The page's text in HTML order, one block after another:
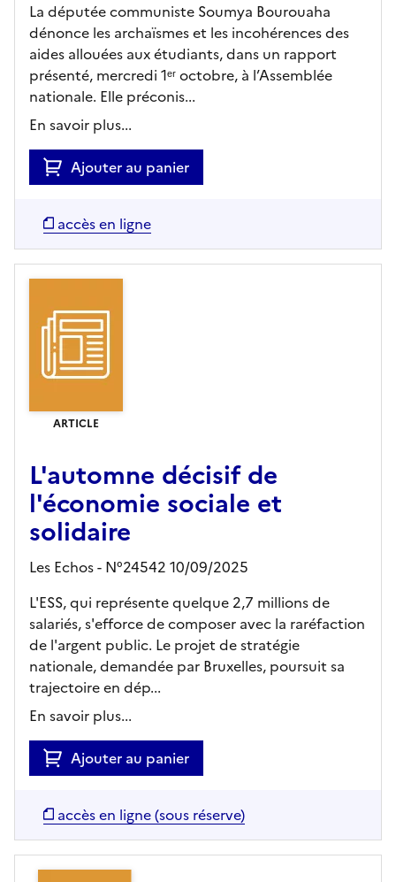
La députée communiste Soumya Bourouaha
dénonce les archaïsmes et les incohérences des
aides allouées aux étudiants, dans un rapport
présenté, mercredi 1ᵉʳ octobre, à l’Assemblée
nationale. Elle préconis...
En savoir plus...
Ajouter au panier
accès en ligne
ARTICLE
L'automne décisif de
l'économie sociale et
solidaire
Les Echos - N°24542 10/09/2025
L'ESS, qui représente quelque 2,7 millions de
salariés, s'efforce de composer avec la raréfaction
de l'argent public. Le projet de stratégie
nationale, demandée par Bruxelles, poursuit sa
trajectoire en dép...
En savoir plus...
Ajouter au panier
accès en ligne (sous réserve)